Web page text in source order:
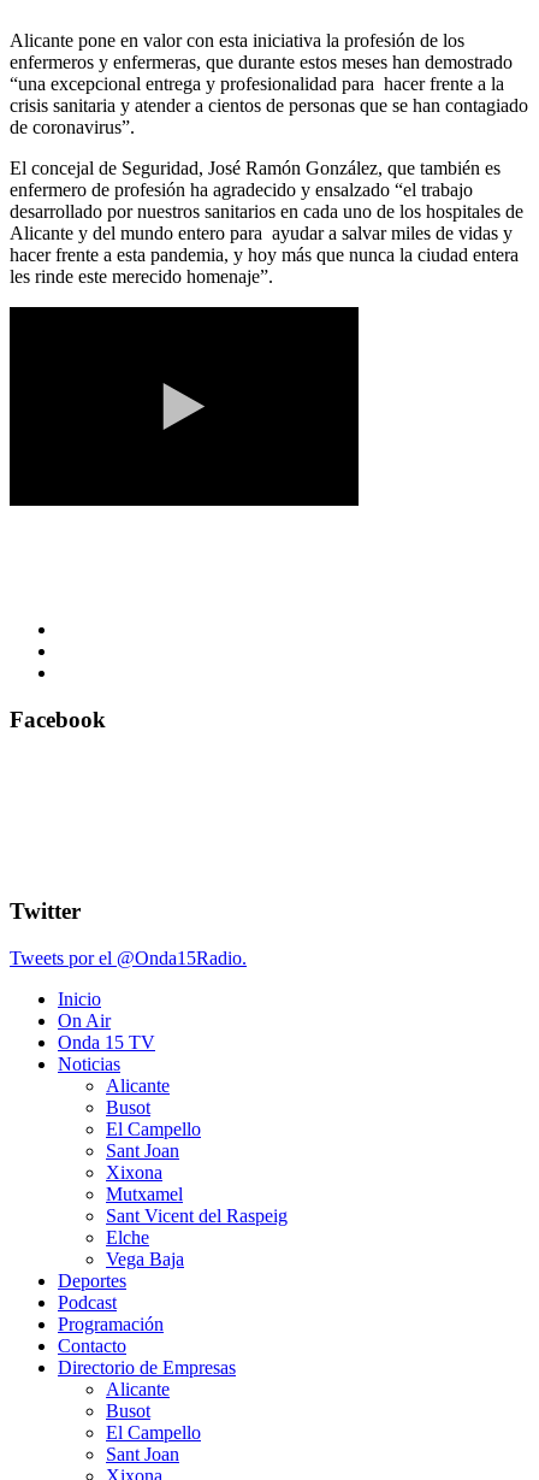
Alicante pone en valor con esta iniciativa la profesión de los
enfermeros y enfermeras, que durante estos meses han demostrado
“una excepcional entrega y profesionalidad para hacer frente a la
crisis sanitaria y atender a cientos de personas que se han contagiado
de coronavirus”.
El concejal de Seguridad, José Ramón González, que también es
enfermero de profesión ha agradecido y ensalzado “el trabajo
desarrollado por nuestros sanitarios en cada uno de los hospitales de
Alicante y del mundo entero para ayudar a salvar miles de vidas y
hacer frente a esta pandemia, y hoy más que nunca la ciudad entera
les rinde este merecido homenaje”.
Facebook
Twitter
Tweets por el @Onda15Radio.
Inicio
On Air
Onda 15 TV
Noticias
Alicante
Busot
El Campello
Sant Joan
Xixona
Mutxamel
Sant Vicent del Raspeig
Elche
Vega Baja
Deportes
Podcast
Programación
Contacto
Directorio de Empresas
Alicante
Busot
El Campello
Sant Joan
Xixona